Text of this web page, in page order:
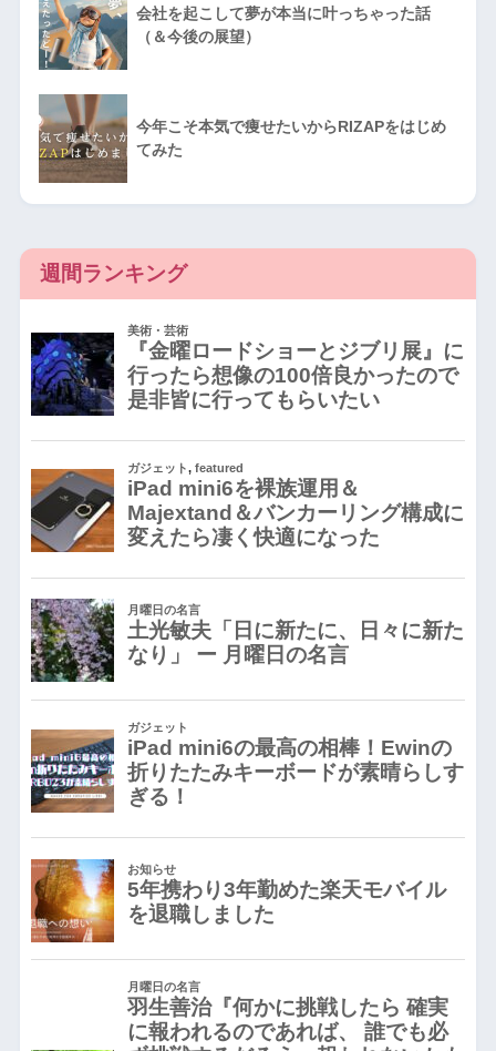
会社を起こして夢が本当に叶っちゃった話
（＆今後の展望）
今年こそ本気で痩せたいからRIZAPをはじめ
てみた
週間ランキング